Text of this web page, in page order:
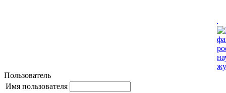
Пользователь
Имя пользователя